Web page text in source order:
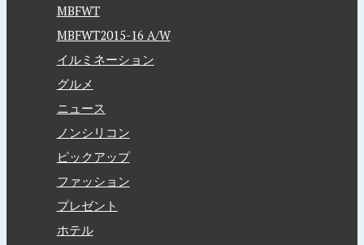
MBFWT
MBFWT2015-16 A/W
イルミネーション
グルメ
ニュース
ノンシリコン
ピックアップ
ファッション
プレゼント
ホテル